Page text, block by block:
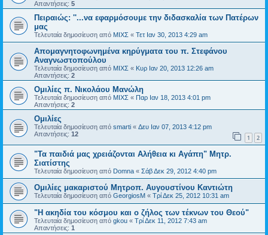
Απαντήσεις: 5
Πειραιώς: ''...να εφαρμόσουμε την διδασκαλία των Πατέρων
μας
Τελευταία δημοσίευση από ΜΙΧΣ « Τετ Ιαν 30, 2013 4:29 am
Απομαγνητοφωνημένα κηρύγματα του π. Στεφάνου
Αναγνωστοπούλου
Τελευταία δημοσίευση από ΜΙΧΣ « Κυρ Ιαν 20, 2013 12:26 am
Απαντήσεις: 2
Ομιλίες π. Νικολάου Μανώλη
Τελευταία δημοσίευση από ΜΙΧΣ « Παρ Ιαν 18, 2013 4:01 pm
Απαντήσεις: 2
Ομιλίες
Τελευταία δημοσίευση από smarti « Δευ Ιαν 07, 2013 4:12 pm
Απαντήσεις: 12 1 2
"Τα παιδιά μας χρειάζονται Αλήθεια κι Αγάπη" Μητρ.
Σιατίστης
Τελευταία δημοσίευση από Domna « Σάβ Δεκ 29, 2012 4:40 pm
Ομιλίες μακαριστού Μητροπ. Αυγουστίνου Καντιώτη
Τελευταία δημοσίευση από GeorgiosM « Τρί Δεκ 25, 2012 10:31 am
"Η ακηδία του κόσμου και ο ζήλος των τέκνων του Θεού"
Τελευταία δημοσίευση από gkou « Τρί Δεκ 11, 2012 7:43 am
Απαντήσεις: 1